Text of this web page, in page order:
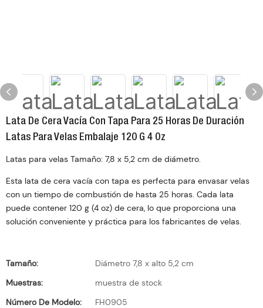
Lata De Cera Vacía Con Tapa Para 25 Horas De Duración
Latas Para Velas Embalaje 120 G 4 Oz
Latas para velas Tamaño: 7,8 x 5,2 cm de diámetro.
Esta lata de cera vacía con tapa es perfecta para envasar velas
con un tiempo de combustión de hasta 25 horas. Cada lata
puede contener 120 g (4 oz) de cera, lo que proporciona una
solución conveniente y práctica para los fabricantes de velas.
Tamaño:
Diámetro 7,8 x alto 5,2 cm
Muestras:
muestra de stock
Número De Modelo:
FH0905